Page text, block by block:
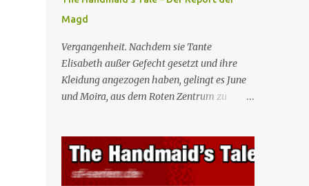
Botschafterin Castillo konfrontiert Serena
mit ihrem Buch „Der Platz einer Frau”, das
„häuslichen Feminismus” für eine
Gesellschaft postuliert, deren oberstes Gut
die Fortpflanzung ist. June und andere
Mägde werden zum Staatsbankett mit der
Serena stolz die „Kinder von Gilead”
vorstellt. June nutzt die Gelegenheit, mit
Castillo unter vier Augen zu sprechen, ...
Magd
Vergangenheit. Nachdem sie Tante
Elisabeth außer Gefecht gesetzt und ihre
Kleidung angezogen haben, gelingt es June
und Moira, aus dem Roten Zentrum zu
bringen wird, kann jedoch June nicht retten,
die von den Wachen gefangen genommen
und zurück ins Rote Zentrum gebracht wird,